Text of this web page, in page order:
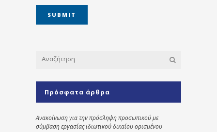
Πρόσφατα άρθρα
Ανακοίνωση για την πρόσληψη προσωπικού με
σύμβαση εργασίας ιδιωτικού δικαίου ορισμένου